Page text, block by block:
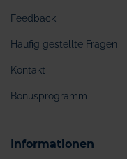
Feedback
Häufig gestellte Fragen
Kontakt
Bonusprogramm
Informationen